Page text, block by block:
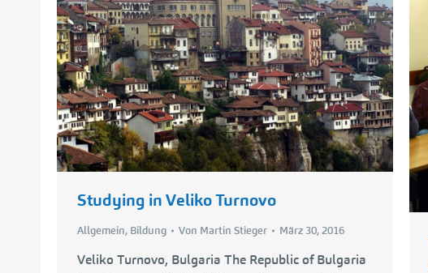
Studying in Veliko Turnovo
Allgemein, Bildung Von Martin Stieger März 30, 2016
Veliko Turnovo, Bulgaria The Republic of Bulgaria